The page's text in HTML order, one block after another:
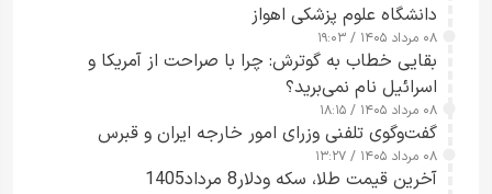
دانشگاه علوم پزشکی اهواز
۰۸ مرداد ۱۴۰۵ / ۱۹:۰۳
بقایی خطاب به گوترش: چرا با صراحت از آمریکا و
اسرائیل نام نمی‌برید؟
۰۸ مرداد ۱۴۰۵ / ۱۸:۱۵
گفت‌وگوی تلفنی وزرای امور خارجه ایران و قبرس
۰۸ مرداد ۱۴۰۵ / ۱۳:۲۷
آخرین قیمت طلا، سکه ودلار8 مرداد1405